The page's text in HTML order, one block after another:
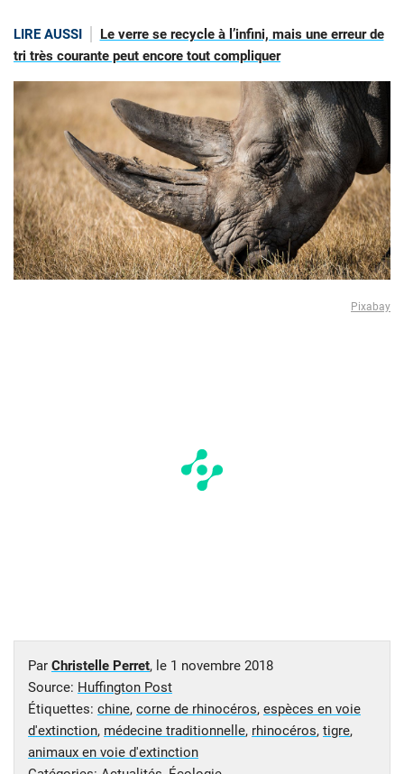
LIRE AUSSI
Le verre se recycle à l’infini, mais une erreur de
tri très courante peut encore tout compliquer
Pixabay
Par Christelle Perret, le 1 novembre 2018
Source: Huffington Post
Étiquettes: chine, corne de rhinocéros, espèces en voie
d'extinction, médecine traditionnelle, rhinocéros, tigre,
animaux en voie d'extinction